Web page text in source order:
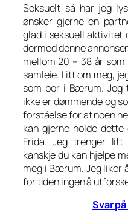
Seksuelt så har jeg
ønsker gjerne en
glad i seksuell aktivitet
dermed denne
mellom 20 – 38 år
samleie. Litt om meg,
som bor i Bærum. Jeg
ikke er dømmende og
forståelse for at noen
kan gjerne holde
Frida. Jeg trenger litt
kanskje du kan hjelpe
meg i Bærum. Jeg liker
for tiden ingen å
Svar